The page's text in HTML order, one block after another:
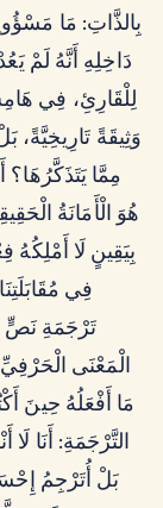
بِالذَّاتِ: مَا
دَاخِلِهِ أَنَّهُ لَمْ
لِلْقَارِئِ، فِي
وَثِيقَةً تَارِيخِيَّةً،
مِمَّا
هُوَ الْأَمَانَةُ
بِيَقِينٍ لَا أَمْلِكُهُ
فِي
تَرْجَمَةِ نَصٍّ
الْمَعْنَى
مَا أَفْعَلُهُ حِينَ
التَّرْجَمَةِ: أَنَا
بَلْ أُتَرْجِمُ